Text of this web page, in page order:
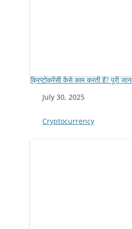
क्रिप्टोकरेंसी कैसे काम करती है? पूरी
Date
July 30, 2025
In relation to
Cryptocurrency